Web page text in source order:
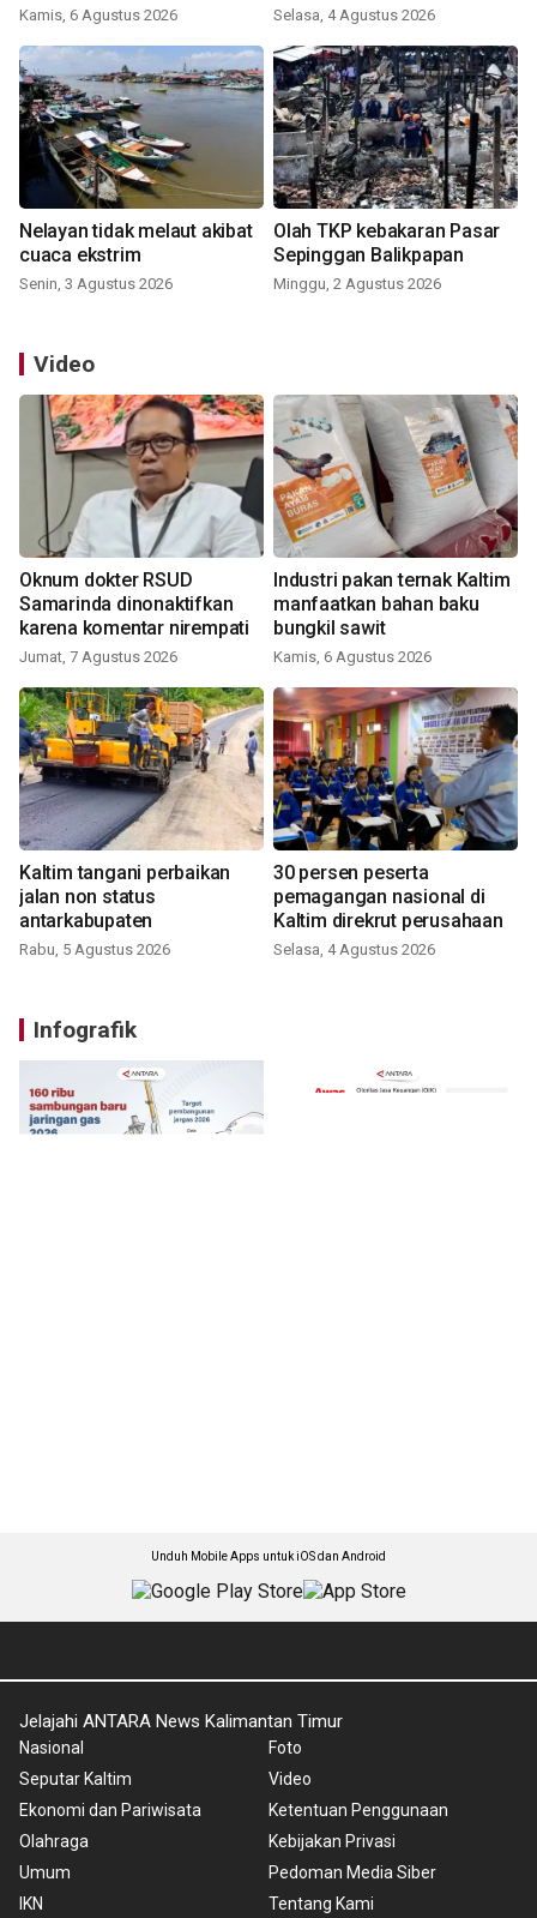
Kamis, 6 Agustus 2026 Selasa, 4 Agustus 2026
Nelayan tidak melaut akibat
cuaca ekstrim
Senin, 3 Agustus 2026
Olah TKP kebakaran Pasar
Sepinggan Balikpapan
Minggu, 2 Agustus 2026
Video
Oknum dokter RSUD
Samarinda dinonaktifkan
karena komentar nirempati
Jumat, 7 Agustus 2026
Industri pakan ternak Kaltim
manfaatkan bahan baku
bungkil sawit
Kamis, 6 Agustus 2026
Kaltim tangani perbaikan
jalan non status
antarkabupaten
Rabu, 5 Agustus 2026
30 persen peserta
pemagangan nasional di
Kaltim direkrut perusahaan
Selasa, 4 Agustus 2026
Infografik
Unduh Mobile Apps untuk iOS dan Android
Jelajahi ANTARA News Kalimantan Timur
Nasional
Seputar Kaltim
Ekonomi dan Pariwisata
Olahraga
Umum
IKN
Foto
Video
Ketentuan Penggunaan
Kebijakan Privasi
Pedoman Media Siber
Tentang Kami